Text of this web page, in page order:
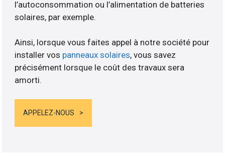
l’autoconsommation ou l’alimentation de batteries
solaires, par exemple.
Ainsi, lorsque vous faites appel à notre société pour
installer vos panneaux solaires, vous savez
précisément lorsque le coût des travaux sera
amorti.
APPELEZ-NOUS